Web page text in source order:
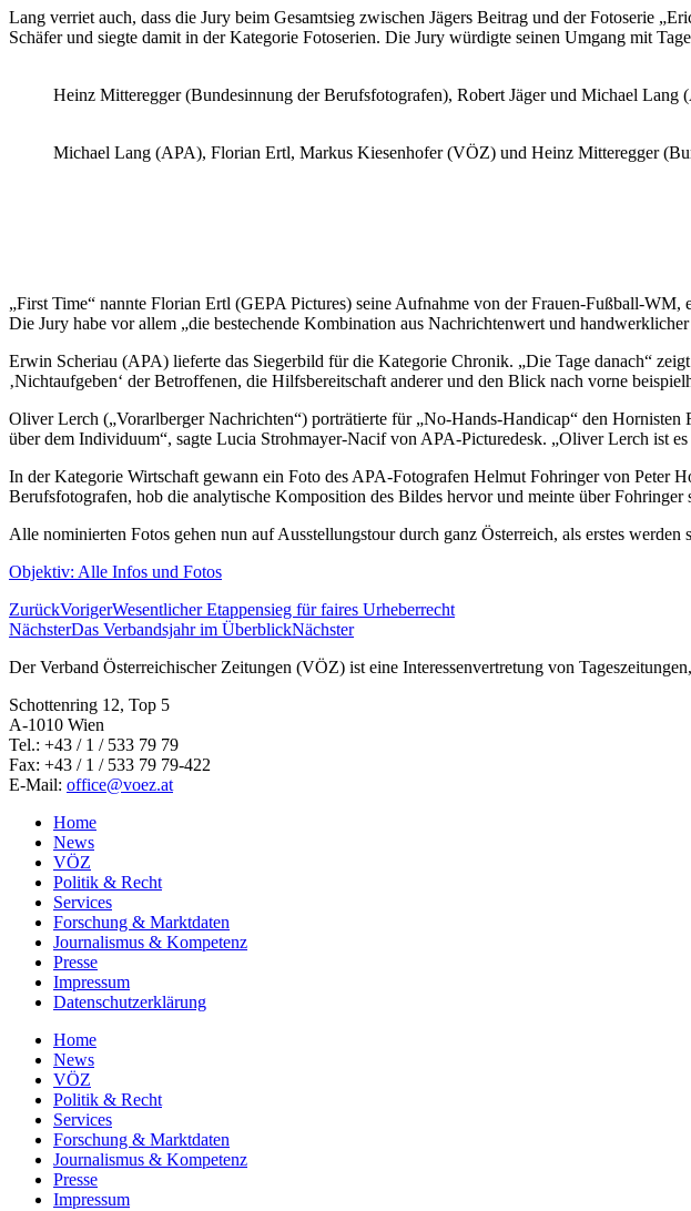
Lang verriet auch, dass die Jury beim Gesamtsieg zwischen Jägers Beitrag und der Fotoserie
Schäfer und siegte damit in der Kategorie Fotoserien. Die Jury würdigte seinen Umgang mit
Heinz Mitteregger (Bundesinnung der Berufsfotografen), Robert Jäger und Michael Lang
Michael Lang (APA), Florian Ertl, Markus Kiesenhofer (VÖZ) und Heinz Mitteregger
„First Time“ nannte Florian Ertl (GEPA Pictures) seine Aufnahme von der Frauen-Fußball-
Die Jury habe vor allem „die bestechende Kombination aus Nachrichtenwert und
Erwin Scheriau (APA) lieferte das Siegerbild für die Kategorie Chronik. „Die Tage danach“
‚Nichtaufgeben‘ der Betroffenen, die Hilfsbereitschaft anderer und den Blick nach vorne
Oliver Lerch („Vorarlberger Nachrichten“) porträtierte für „No-Hands-Handicap“ den
über dem Individuum“, sagte Lucia Strohmayer-Nacif von APA-Picturedesk. „Oliver Lerch ist
In der Kategorie Wirtschaft gewann ein Foto des APA-Fotografen Helmut Fohringer von Peter
Berufsfotografen, hob die analytische Komposition des Bildes hervor und meinte über Fohringer
Alle nominierten Fotos gehen nun auf Ausstellungstour durch ganz Österreich, als erstes
Objektiv: Alle Infos und Fotos
ZurückVorigerWesentlicher Etappensieg für faires Urheberrecht
NächsterDas Verbandsjahr im ÜberblickNächster
Der Verband Österreichischer Zeitungen (VÖZ) ist eine Interessenvertretung von
Schottenring 12, Top 5
A-1010 Wien
Tel.: +43 / 1 / 533 79 79
Fax: +43 / 1 / 533 79 79-422
E-Mail: office@voez.at
Home
News
VÖZ
Politik & Recht
Services
Forschung & Marktdaten
Journalismus & Kompetenz
Presse
Impressum
Datenschutzerklärung
Home
News
VÖZ
Politik & Recht
Services
Forschung & Marktdaten
Journalismus & Kompetenz
Presse
Impressum